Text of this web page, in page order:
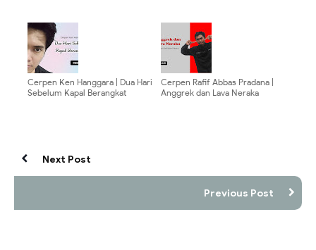
Cerpen Ken Hanggara | Dua Hari
Sebelum Kapal Berangkat
Cerpen Rafif Abbas Pradana |
Anggrek dan Lava Neraka
Next Post
Previous Post